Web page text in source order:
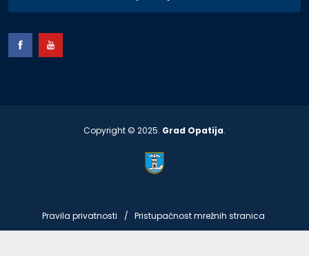
Copyright © 2025. Grad Opatija.
Pravila privatnosti Pristupačnost mrežnih stranica